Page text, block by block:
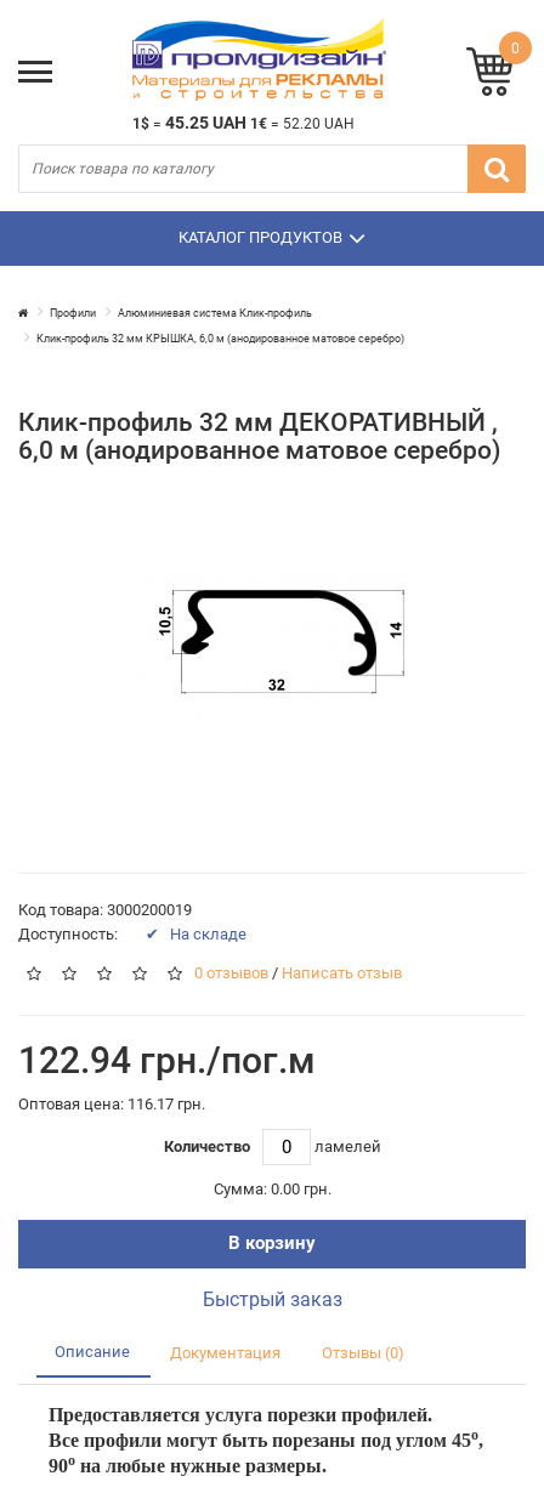
1$ = 45.25 UAH 1€ = 52.20 UAH
0
КАТАЛОГ ПРОДУКТОВ
Профили Алюминиевая система Клик-профиль
Клик-профиль 32 мм КРЫШКА, 6,0 м (анодированное матовое серебро)
Клик-профиль 32 мм ДЕКОРАТИВНЫЙ ,
6,0 м (анодированное матовое серебро)
Код товара: 3000200019
Доступность:
✔ На складе
0 отзывов / Написать отзыв
122.94 грн./пог.м
Оптовая цена: 116.17 грн.
Количество ламелей
Сумма: 0.00 грн.
В корзину
Быстрый заказ
Описание Документация Отзывы (0)
Предоставляется услуга порезки профилей.
Все профили могут быть порезаны под углом 45о,
90о на любые нужные размеры.